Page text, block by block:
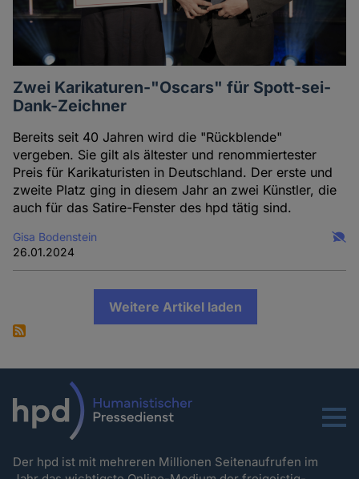
Zwei Karikaturen-"Oscars" für Spott-sei-
Dank-Zeichner
Bereits seit 40 Jahren wird die "Rückblende"
vergeben. Sie gilt als ältester und renommiertester
Preis für Karikaturisten in Deutschland. Der erste und
zweite Platz ging in diesem Jahr an zwei Künstler, die
auch für das Satire-Fenster des hpd tätig sind.
Gisa Bodenstein
26.01.2024
Weitere Artikel laden
Menu
Der hpd ist mit mehreren Millionen Seitenaufrufen im